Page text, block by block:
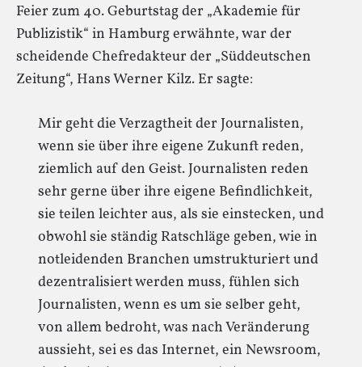
Feier zum 40. Geburtstag der „Akademie für
Publizistik“ in Hamburg erwähnte, war der
scheidende Chefredakteur der „Süddeutschen
Zeitung“, Hans Werner Kilz. Er sagte:
Mir geht die Verzagtheit der Journalisten,
wenn sie über ihre eigene Zukunft reden,
ziemlich auf den Geist. Journalisten reden
sehr gerne über ihre eigene Befindlichkeit,
sie teilen leichter aus, als sie einstecken, und
obwohl sie ständig Ratschläge geben, wie in
notleidenden Branchen umstrukturiert und
dezentralisiert werden muss, fühlen sich
Journalisten, wenn es um sie selber geht,
von allem bedroht, was nach Veränderung
aussieht, sei es das Internet, ein Newsroom,